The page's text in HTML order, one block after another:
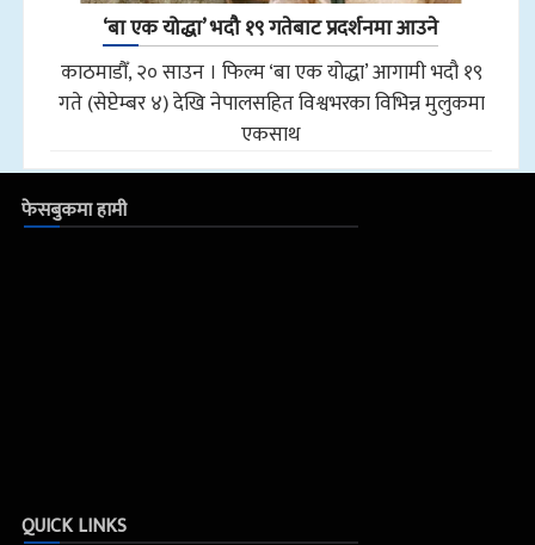
‘बा एक योद्धा’ भदौ १९ गतेबाट प्रदर्शनमा आउने
काठमाडौँ, २० साउन । फिल्म ‘बा एक योद्धा’ आगामी भदौ १९
गते (सेप्टेम्बर ४) देखि नेपालसहित विश्वभरका विभिन्न मुलुकमा
एकसाथ
फेसबुकमा हामी
QUICK LINKS